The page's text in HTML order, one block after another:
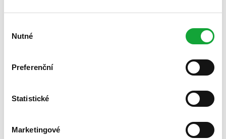
souhlasu
Nutné
Preferenční
Statistické
Marketingové